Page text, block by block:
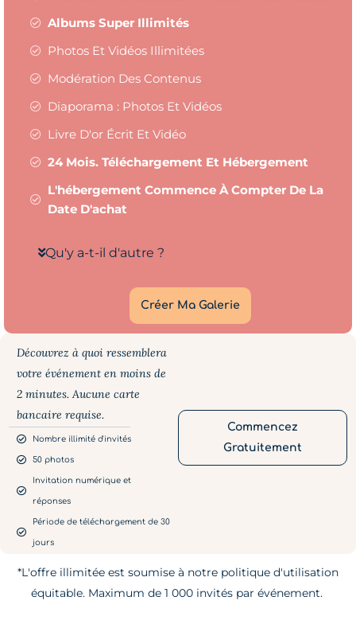
Albums Super Illimités
Photos Et Vidéos Illimitées
Modération Des Contenus
Diaporama : Photos Et Vidéos
Livre D'or Écrit Et Vidéo
24 Mois. Téléchargement Et Hébergement
L'hébergement Commence À Compter De La
Date D'achat
Qu'y a-t-il d'autre ?
Créer Ma Galerie
Découvrez à quoi ressemblera
votre événement en moins de
2 minutes. Aucune carte
bancaire requise.
Nombre illimité d'invités
50 photos
Invitation numérique et
réponses
Période de téléchargement de 30
jours
Commencez
Gratuitement
*L'offre illimitée est soumise à notre politique d'utilisation
équitable. Maximum de 1 000 invités par événement.